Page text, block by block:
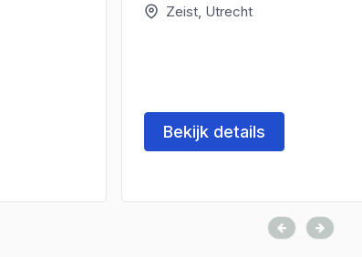
Zeist, Utrecht
Bekijk details